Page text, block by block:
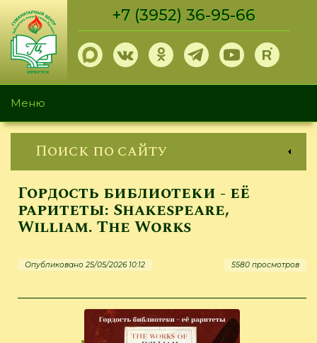
Перейти
основному
содержанию
+7 (3952) 36-95-66
Меню
Поиск по сайту
Гордость библиотеки - её
раритеты: Shakespeare,
William. The Works
Опубликовано 25/05/2026 10:12 5580 просмотров